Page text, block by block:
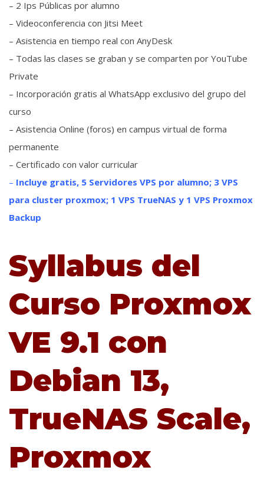
– 2 Ips Públicas por alumno
– Videoconferencia con Jitsi Meet
– Asistencia en tiempo real con AnyDesk
– Todas las clases se graban y se comparten por YouTube
Private
– Incorporación gratis al WhatsApp exclusivo del grupo del
curso
– Asistencia Online (foros) en campus virtual de forma
permanente
– Certificado con valor curricular
– Incluye gratis, 5 Servidores VPS por alumno; 3 VPS
para cluster proxmox; 1 VPS TrueNAS y 1 VPS Proxmox
Backup
Syllabus del
Curso Proxmox
VE 9.1 con
Debian 13,
TrueNAS Scale,
Proxmox